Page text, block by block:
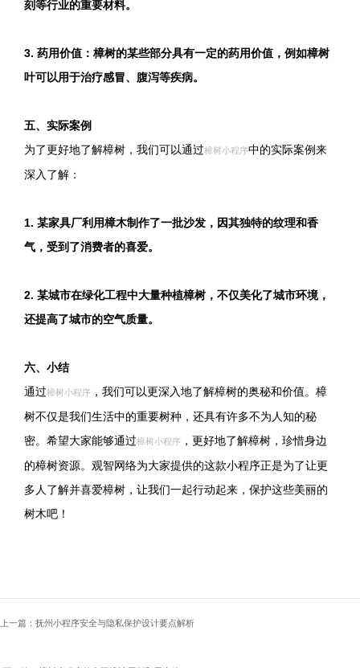
刻等行业的重要材料。
3. 药用价值：樟树的某些部分具有一定的药用价值，例如樟树
叶可以用于治疗感冒、腹泻等疾病。
五、实际案例
为了更好地了解樟树，我们可以通过樟树小程序中的实际案例来
深入了解：
1. 某家具厂利用樟木制作了一批沙发，因其独特的纹理和香
气，受到了消费者的喜爱。
2. 某城市在绿化工程中大量种植樟树，不仅美化了城市环境，
还提高了城市的空气质量。
六、小结
通过樟树小程序 ，我们可以更深入地了解樟树的奥秘和价值。樟
树不仅是我们生活中的重要树种，还具有许多不为人知的秘
密。希望大家能够通过樟树小程序 ，更好地了解樟树，珍惜身边
的樟树资源。观智网络为大家提供的这款小程序正是为了让更
多人了解并喜爱樟树，让我们一起行动起来，保护这些美丽的
树木吧！
上一篇：抚州小程序安全与隐私保护设计要点解析